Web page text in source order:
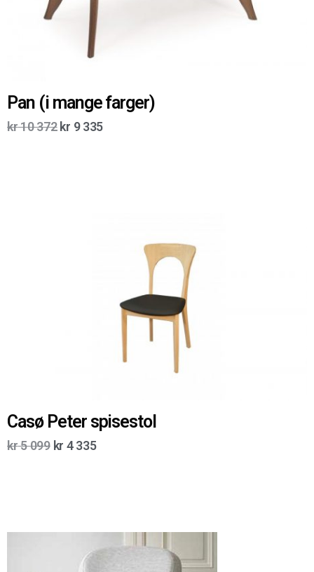
Pan (i mange farger)
kr10 372 kr 9 335
Casø Peter spisestol
kr5 099 kr 4 335